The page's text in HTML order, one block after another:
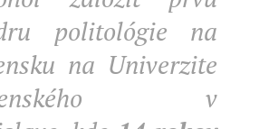
politológie na
na Univerzite
v